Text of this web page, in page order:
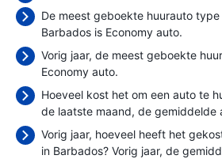
De meest geboekte huurauto
Barbados is Economy auto.
Vorig jaar, de meest geboekte
Economy auto.
Hoeveel kost het om een auto te
de laatste maand, de gemiddelde
Vorig jaar, hoeveel heeft het
in Barbados? Vorig jaar, de